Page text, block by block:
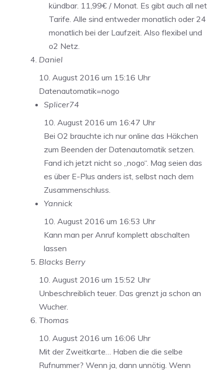
kündbar. 11,99€ / Monat. Es gibt auch all net
Tarife. Alle sind entweder monatlich oder 24
monatlich bei der Laufzeit. Also flexibel und
o2 Netz.
Daniel
10. August 2016 um 15:16 Uhr
Datenautomatik=nogo
Splicer74
10. August 2016 um 16:47 Uhr
Bei O2 brauchte ich nur online das Häkchen
zum Beenden der Datenautomatik setzen.
Fand ich jetzt nicht so „nogo“. Mag seien das
es über E-Plus anders ist, selbst nach dem
Zusammenschluss.
Yannick
10. August 2016 um 16:53 Uhr
Kann man per Anruf komplett abschalten
lassen
Blacks Berry
10. August 2016 um 15:52 Uhr
Unbeschreiblich teuer. Das grenzt ja schon an
Wucher.
Thomas
10. August 2016 um 16:06 Uhr
Mit der Zweitkarte… Haben die die selbe
Rufnummer? Wenn ja, dann unnötig. Wenn